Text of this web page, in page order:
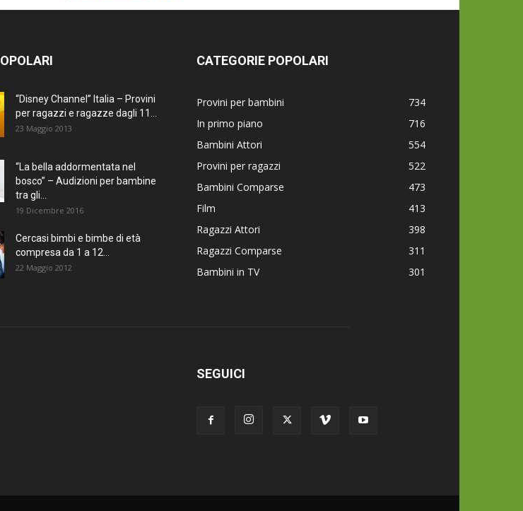
“Disney Channel” Italia – Provini
per ragazzi e ragazze dagli 11...
23 Maggio 2013
“La bella addormentata nel
bosco” – Audizioni per bambine
tra gli...
19 Dicembre 2016
Cercasi bimbi e bimbe di età
compresa da 1 a 12...
22 Maggio 2012
CATEGORIE POPOLARI
Provini per bambini
734
In primo piano
716
Bambini Attori
554
Provini per ragazzi
522
Bambini Comparse
473
Film
413
Ragazzi Attori
398
Ragazzi Comparse
311
Bambini in TV
301
SEGUICI